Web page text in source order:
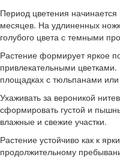
Период цветения
месяцев. На удлиненных
голубого цвета с темными
Растение формирует яркое
привлекательными
площадках с тюльпанами
Ухаживать за вероникой
сформировать густой и
влажные и свежие участки.
Растение устойчиво как к
продолжительному